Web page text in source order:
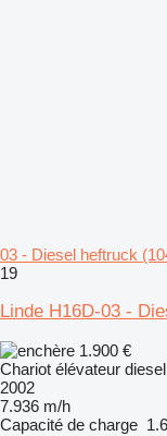
03 - Diesel heftruck
19
Linde H16D-03 -
1.900 €
Chariot élévateur diesel
2002
7.936 m/h
Capacité de charge